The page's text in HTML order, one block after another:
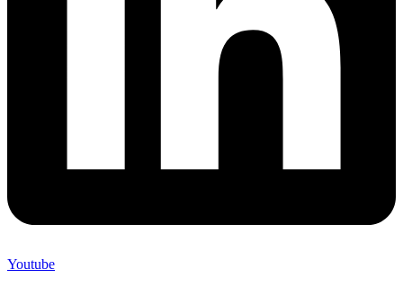
Youtube